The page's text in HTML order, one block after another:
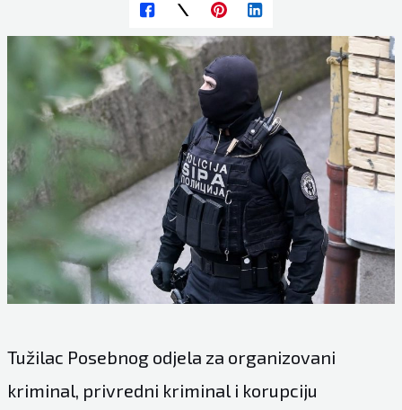
Tužilac Posebnog odjela za organizovani
kriminal, privredni kriminal i korupciju